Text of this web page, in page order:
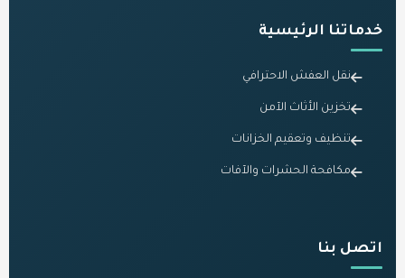
خدماتنا الرئيسية
نقل العفش الاحترافي
تخزين الأثاث الآمن
تنظيف وتعقيم الخزانات
مكافحة الحشرات والآفات
اتصل بنا